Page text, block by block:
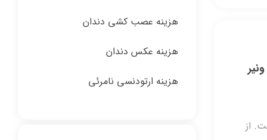
و ونیر
از
هزینه عصب کشی دندان
هزینه عکس دندان
هزینه ارتودنسی نامرئی